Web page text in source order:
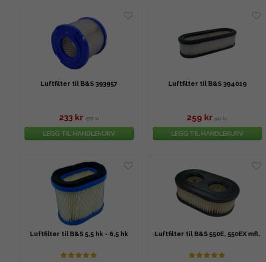
Luftfilter til B&S 393957
233 kr 272 kr
LEGG TIL HANDLEKURV
Luftfilter til B&S 394019
259 kr 311 kr
LEGG TIL HANDLEKURV
Luftfilter til B&S 5,5 hk - 6,5 hk Luftfilter til B&S 550E, 550EX mfl.